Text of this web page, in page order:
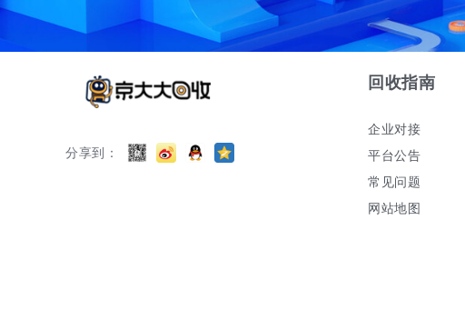
分享到：
回收指南
企业对接
平台公告
常见问题
网站地图